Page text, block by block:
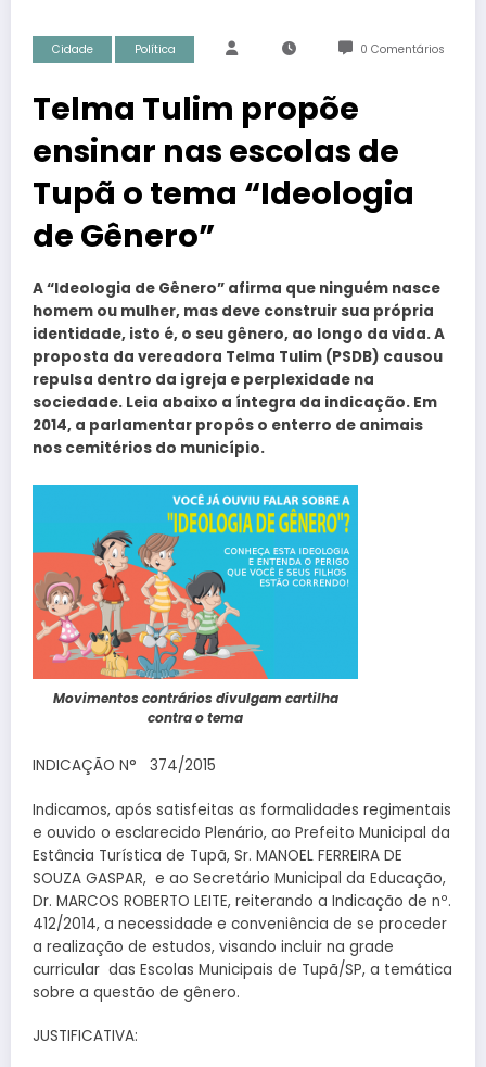
Cidade Política 0 Comentários
Telma Tulim propõe
ensinar nas escolas de
Tupã o tema “Ideologia
de Gênero”
A “Ideologia de Gênero” afirma que ninguém nasce
homem ou mulher, mas deve construir sua própria
identidade, isto é, o seu gênero, ao longo da vida. A
proposta da vereadora Telma Tulim (PSDB) causou
repulsa dentro da igreja e perplexidade na
sociedade. Leia abaixo a íntegra da indicação. Em
2014, a parlamentar propôs o enterro de animais
nos cemitérios do município.
Movimentos contrários divulgam cartilha
contra o tema
INDICAÇÃO N° 374/2015
Indicamos, após satisfeitas as formalidades regimentais
e ouvido o esclarecido Plenário, ao Prefeito Municipal da
Estância Turística de Tupã, Sr. MANOEL FERREIRA DE
SOUZA GASPAR, e ao Secretário Municipal da Educação,
Dr. MARCOS ROBERTO LEITE, reiterando a Indicação de nº.
412/2014, a necessidade e conveniência de se proceder
a realização de estudos, visando incluir na grade
curricular das Escolas Municipais de Tupã/SP, a temática
sobre a questão de gênero.
JUSTIFICATIVA: